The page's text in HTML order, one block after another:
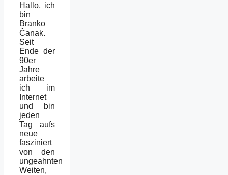
Hallo, ich
bin
Branko
Čanak.
Seit
Ende der
90er
Jahre
arbeite
ich im
Internet
und bin
jeden
Tag aufs
neue
fasziniert
von den
ungeahnten
Weiten,